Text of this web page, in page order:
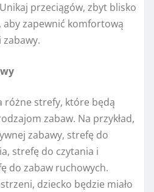
przeciągów, zbyt blisko
aby zapewnić komfortową
różne strefy, które będą
zabaw. Na przykład,
zabawy, strefę do
strefę do czytania i
do zabaw ruchowych.
dziecko będzie miało